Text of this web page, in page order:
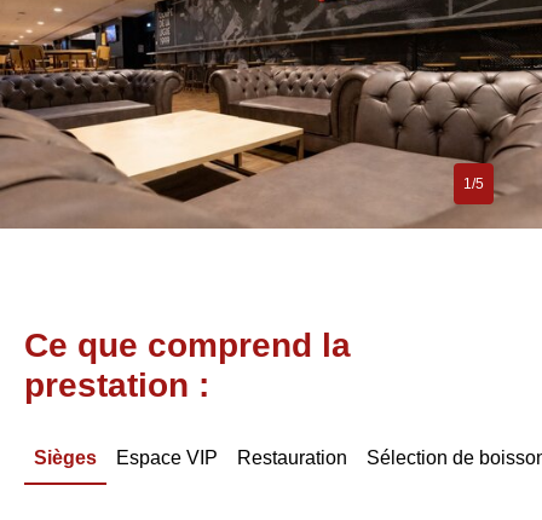
1/5
Ce que comprend la
prestation :
Sièges Espace VIP Restauration Sélection de